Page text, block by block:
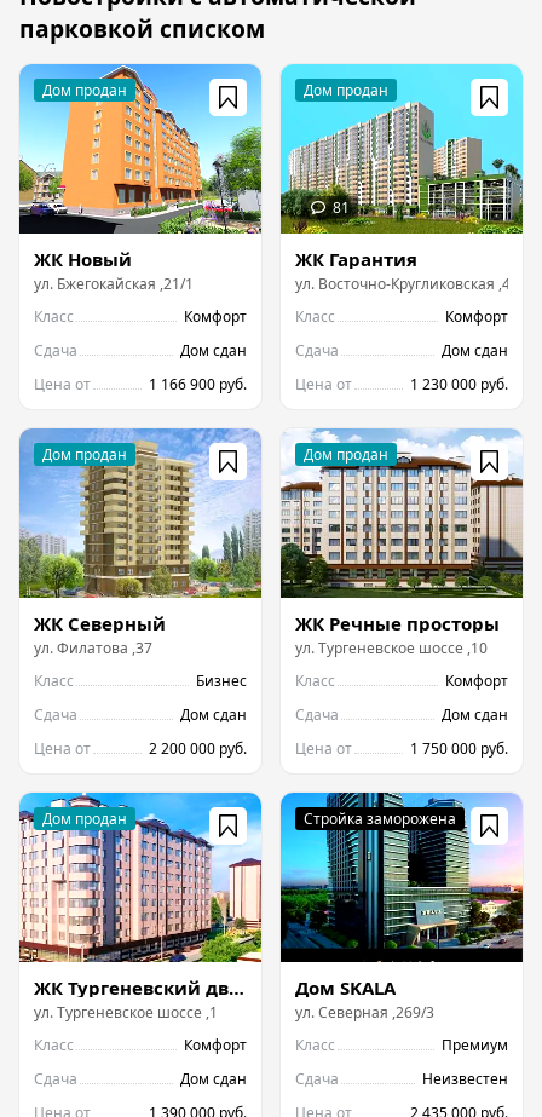
парковкой списком
ЖК Новый
ул. Бжегокайская ,21/1
Класс
Комфорт
Сдача
Дом сдан
Цена от
1 166 900 руб.
ЖК Гарантия
ул. Восточно-Кругликовская ,42/3
Класс
Комфорт
Сдача
Дом сдан
Цена от
1 230 000 руб.
ЖК Северный
ул.Филатова ,37
Класс
Бизнес
Сдача
Дом сдан
Цена от
2 200 000 руб.
ЖК Речные просторы
ул.Тургеневское шоссе ,10
Класс
Комфорт
Сдача
Дом сдан
Цена от
1 750 000 руб.
ЖК Тургеневский двор
ул.Тургеневское шоссе ,1
Класс
Комфорт
Сдача
Дом сдан
Дом SKALA
ул.Северная ,269/3
Класс
Премиум
Сдача
Неизвестен